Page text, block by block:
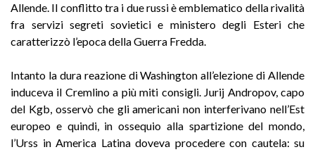
Allende. Il conflitto tra i due russi è emblematico della rivalità
fra servizi segreti sovietici e ministero degli Esteri che
caratterizzò l’epoca della Guerra Fredda.
Intanto la dura reazione di Washington all’elezione di Allende
induceva il Cremlino a più miti consigli. Jurij Andropov, capo
del Kgb, osservò che gli americani non interferivano nell’Est
europeo e quindi, in ossequio alla spartizione del mondo,
l’Urss in America Latina doveva procedere con cautela: su